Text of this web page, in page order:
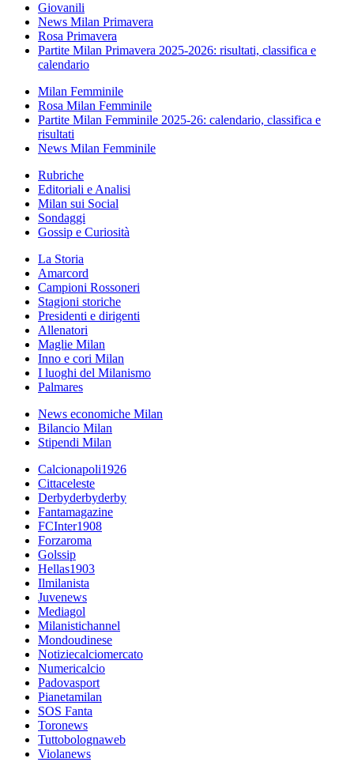
Giovanili
News Milan Primavera
Rosa Primavera
Partite Milan Primavera 2025-2026: risultati, classifica e
calendario
Milan Femminile
Rosa Milan Femminile
Partite Milan Femminile 2025-26: calendario, classifica e
risultati
News Milan Femminile
Rubriche
Editoriali e Analisi
Milan sui Social
Sondaggi
Gossip e Curiosità
La Storia
Amarcord
Campioni Rossoneri
Stagioni storiche
Presidenti e dirigenti
Allenatori
Maglie Milan
Inno e cori Milan
I luoghi del Milanismo
Palmares
News economiche Milan
Bilancio Milan
Stipendi Milan
Calcionapoli1926
Cittaceleste
Derbyderbyderby
Fantamagazine
FCInter1908
Forzaroma
Golssip
Hellas1903
Ilmilanista
Juvenews
Mediagol
Milanistichannel
Mondoudinese
Notiziecalciomercato
Numericalcio
Padovasport
Pianetamilan
SOS Fanta
Toronews
Tuttobolognaweb
Violanews